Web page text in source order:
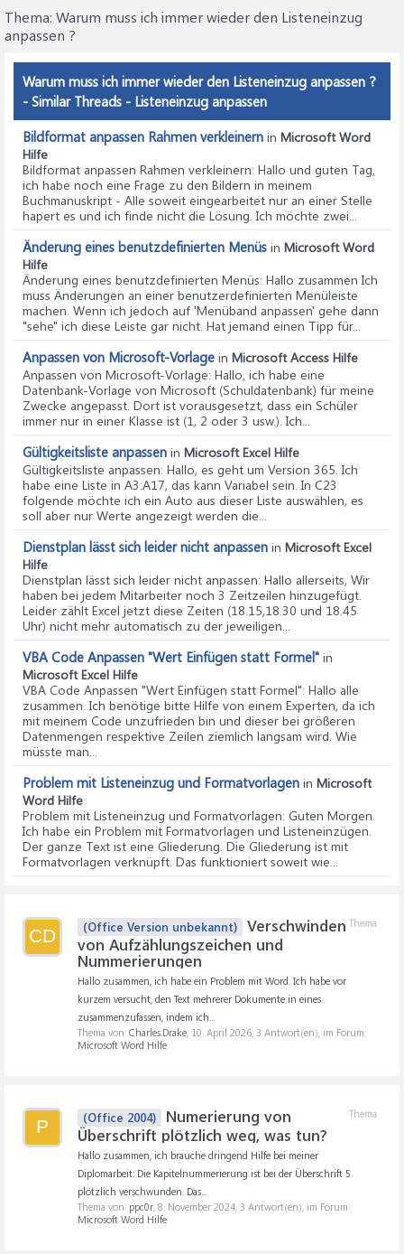
Thema: Warum muss ich immer wieder den Listeneinzug
anpassen ?
Warum muss ich immer wieder den Listeneinzug anpassen ?
- Similar Threads - Listeneinzug anpassen
Bildformat anpassen Rahmen verkleinern in Microsoft Word
Hilfe
Bildformat anpassen Rahmen verkleinern: Hallo und guten Tag,
ich habe noch eine Frage zu den Bildern in meinem
Buchmanuskript - Alle soweit eingearbeitet nur an einer Stelle
hapert es und ich finde nicht die Lösung. Ich möchte zwei...
Änderung eines benutzdefinierten Menüs in Microsoft Word
Hilfe
Änderung eines benutzdefinierten Menüs: Hallo zusammen Ich
muss Änderungen an einer benutzerdefinierten Menüleiste
machen. Wenn ich jedoch auf 'Menüband anpassen' gehe dann
"sehe" ich diese Leiste gar nicht. Hat jemand einen Tipp für...
Anpassen von Microsoft-Vorlage in Microsoft Access Hilfe
Anpassen von Microsoft-Vorlage: Hallo, ich habe eine
Datenbank-Vorlage von Microsoft (Schuldatenbank) für meine
Zwecke angepasst. Dort ist vorausgesetzt, dass ein Schüler
immer nur in einer Klasse ist (1, 2 oder 3 usw.). Ich...
Gültigkeitsliste anpassen in Microsoft Excel Hilfe
Gültigkeitsliste anpassen: Hallo, es geht um Version 365. Ich
habe eine Liste in A3:A17, das kann Variabel sein. In C23
folgende möchte ich ein Auto aus dieser Liste auswählen, es
soll aber nur Werte angezeigt werden die...
Dienstplan lässt sich leider nicht anpassen in Microsoft Excel
Hilfe
Dienstplan lässt sich leider nicht anpassen: Hallo allerseits, Wir
haben bei jedem Mitarbeiter noch 3 Zeitzeilen hinzugefügt.
Leider zählt Excel jetzt diese Zeiten (18.15,18.30 und 18.45
Uhr) nicht mehr automatisch zu der jeweiligen...
VBA Code Anpassen "Wert Einfügen statt Formel" in
Microsoft Excel Hilfe
VBA Code Anpassen "Wert Einfügen statt Formel": Hallo alle
zusammen. Ich benötige bitte Hilfe von einem Experten, da ich
mit meinem Code unzufrieden bin und dieser bei größeren
Datenmengen respektive Zeilen ziemlich langsam wird. Wie
müsste man...
Problem mit Listeneinzug und Formatvorlagen in Microsoft
Word Hilfe
Problem mit Listeneinzug und Formatvorlagen: Guten Morgen.
Ich habe ein Problem mit Formatvorlagen und Listeneinzügen.
Der ganze Text ist eine Gliederung. Die Gliederung ist mit
Formatvorlagen verknüpft. Das funktioniert soweit wie...
CD
Thema
(Office Version unbekannt)
Verschwinden
von Aufzählungszeichen und
Nummerierungen
Hallo zusammen, ich habe ein Problem mit Word. Ich habe vor
kurzem versucht, den Text mehrerer Dokumente in eines
zusammenzufassen, indem ich...
Thema von: Charles.Drake, 10. April 2026, 3 Antwort(en), im Forum:
Microsoft Word Hilfe
P
Thema
(Office 2004)
Numerierung von
Überschrift plötzlich weg, was tun?
Hallo zusammen, ich brauche dringend Hilfe bei meiner
Diplomarbeit: Die Kapitelnummerierung ist bei der Überschrift 5
plötzlich verschwunden. Das...
Thema von: ppc0r, 8. November 2024, 3 Antwort(en), im Forum:
Microsoft Word Hilfe